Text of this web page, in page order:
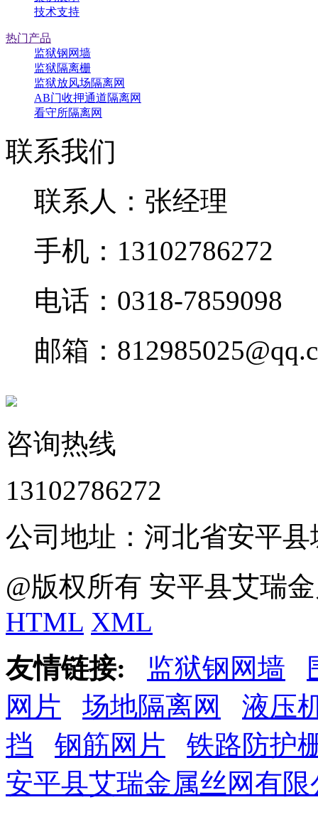
技术支持
热门产品
监狱钢网墙
监狱隔离栅
监狱放风场隔离网
AB门收押通道隔离网
看守所隔离网
联系我们
联系人：张经理
手机：13102786272
电话：0318-7859098
邮箱：
咨询热线
13102786272
公司地址：河北省安平
@版权所有 安平县艾瑞
HTML XML
友情链接:
监狱钢网墙
网片
场地隔离网
液压
挡
钢筋网片
铁路防护
安平县艾瑞金属丝网有限